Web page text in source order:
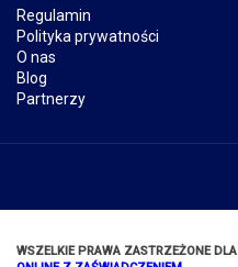
Regulamin
Polityka prywatności
O nas
Blog
Partnerzy
WSZELKIE PRAWA ZASTRZEŻONE DLA